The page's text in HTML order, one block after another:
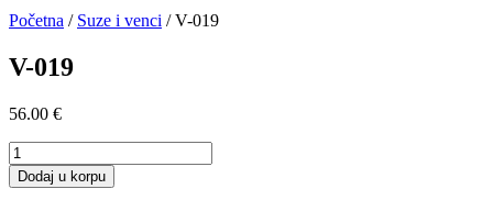
Početna / Suze i venci / V-019
V-019
56.00 €
V-
019
količina
Dodaj u korpu